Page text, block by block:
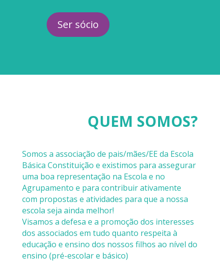
Ser sócio
QUEM SOMOS?
Somos a associação de pais/mães/EE da Escola
Básica Constituição e existimos para assegurar
uma boa representação na Escola e no
Agrupamento e para contribuir ativamente
com propostas e atividades para que a nossa
escola seja ainda melhor!
Visamos a defesa e a promoção dos interesses
dos associados em tudo quanto respeita à
educação e ensino dos nossos filhos ao nível do
ensino (pré-escolar e básico)